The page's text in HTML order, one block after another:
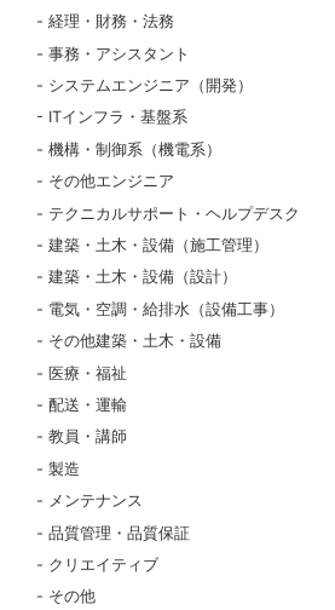
経理・財務・法務
事務・アシスタント
システムエンジニア（開発）
ITインフラ・基盤系
機構・制御系（機電系）
その他エンジニア
テクニカルサポート・ヘルプデスク
建築・土木・設備（施工管理）
建築・土木・設備（設計）
電気・空調・給排水（設備工事）
その他建築・土木・設備
医療・福祉
配送・運輸
教員・講師
製造
メンテナンス
品質管理・品質保証
クリエイティブ
その他